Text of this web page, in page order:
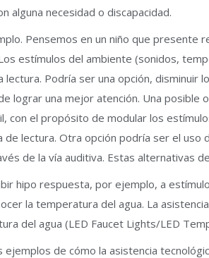
alguna necesidad o discapacidad.
Pensemos en un niño que presente
estímulos del ambiente (sonidos,
lectura. Podría ser una opción, disminuir
lograr una mejor atención. Una posible
con el propósito de modular los
de lectura. Otra opción podría ser el
de la vía auditiva. Estas alternativas
hipo respuesta, por ejemplo, a
la temperatura del agua. La
del agua (LED Faucet Lights/LED
ejemplos de cómo la asistencia